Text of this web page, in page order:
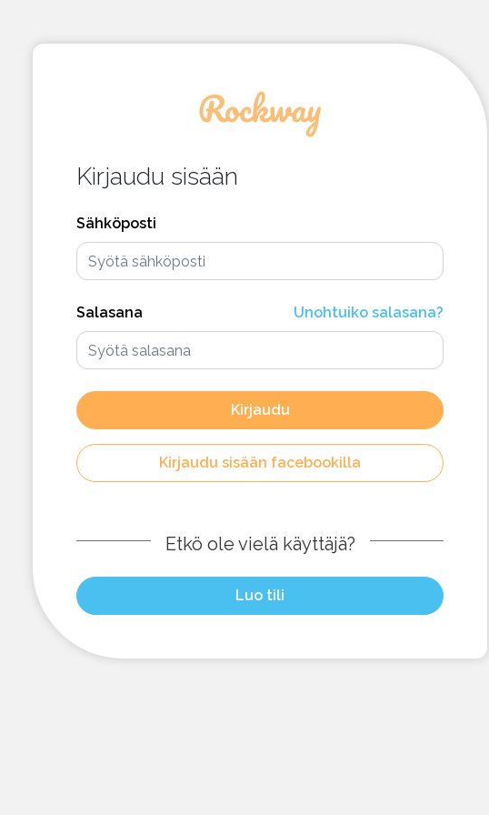
Kirjaudu sisään
Sähköposti
Salasana Unohtuiko salasana?
Kirjaudu
Kirjaudu sisään facebookilla
Etkö ole vielä käyttäjä?
Luo tili